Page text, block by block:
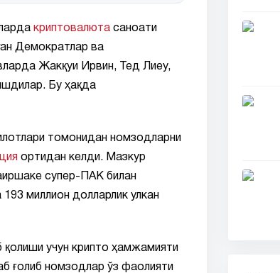
криптовалюта саноати
Демократлар ва
Жакқуи Ирвин, Тед Лиеу,
Бу ҳақда
томонидан номзодларни
ортидан келди. Мазкур
супер-ПАК билан
миллион долларлик улкан
учун крипто ҳамжамияти
ғолиб номзодлар ўз фаолияти